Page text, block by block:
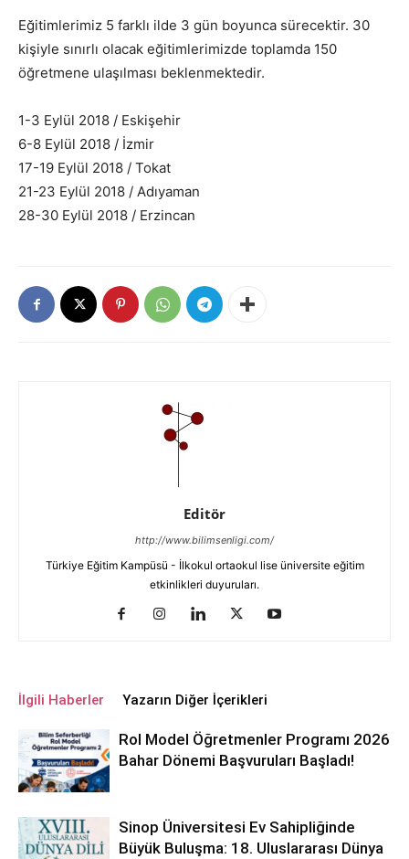
Eğitimlerimiz 5 farklı ilde 3 gün boyunca sürecektir. 30
kişiyle sınırlı olacak eğitimlerimizde toplamda 150
öğretmene ulaşılması beklenmektedir.
1-3 Eylül 2018 / Eskişehir
6-8 Eylül 2018 / İzmir
17-19 Eylül 2018 / Tokat
21-23 Eylül 2018 / Adıyaman
28-30 Eylül 2018 / Erzincan
Editör
http://www.bilimsenligi.com/
Türkiye Eğitim Kampüsü - İlkokul ortaokul lise üniversite eğitim
etkinlikleri duyuruları.
İlgili Haberler Yazarın Diğer İçerikleri
Rol Model Öğretmenler Programı 2026
Bahar Dönemi Başvuruları Başladı!
Sinop Üniversitesi Ev Sahipliğinde
Büyük Buluşma: 18. Uluslararası Dünya